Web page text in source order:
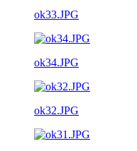
ok33.JPG
ok34.JPG
ok32.JPG